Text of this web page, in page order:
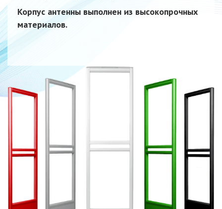
Корпус антенны выполнен из высокопрочных
материалов.